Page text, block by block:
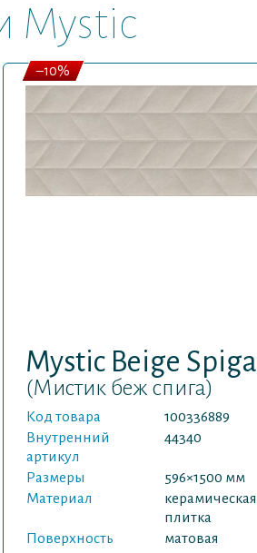
Mystic
Mystic Beige Spiga
(Мистик беж спига)
Код товара
100336889
Внутренний
артикул
44340
Размеры
596×1500 мм
Материал
керамическая
плитка
Поверхность
матовая
–10%